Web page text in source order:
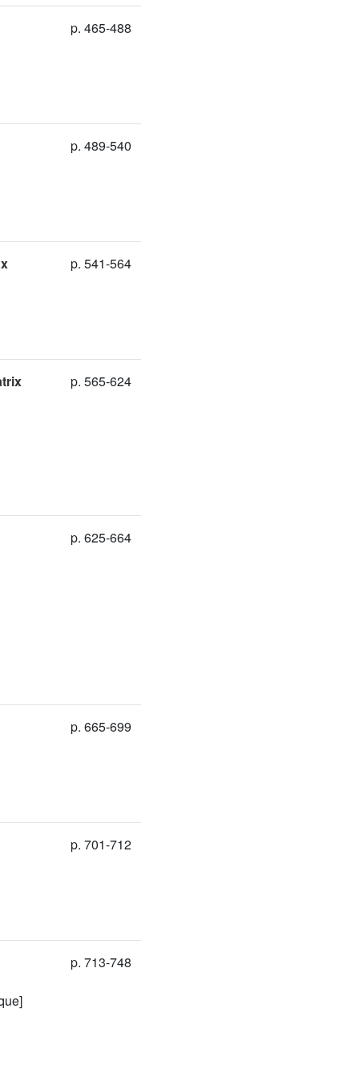
p. 465-488
p. 489-540
p. 541-564
p. 565-624
p. 625-664
p. 665-699
p. 701-712
p. 713-748